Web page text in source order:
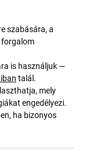
arról, hogyan
szabására, a
forgalom
is használjuk —
talál.
mely
engedélyezi.
ha bizonyos